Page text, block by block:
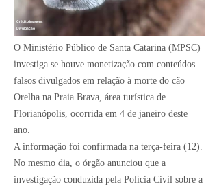
Divulgação
Crédito Imagem:
O Ministério Público de Santa Catarina (MPSC)
investiga se houve monetização com conteúdos
falsos divulgados em relação à morte do cão
Orelha na Praia Brava, área turística de
Florianópolis, ocorrida em 4 de janeiro deste
ano.
A informação foi confirmada na terça-feira (12).
No mesmo dia, o órgão anunciou que a
investigação conduzida pela Polícia Civil sobre a